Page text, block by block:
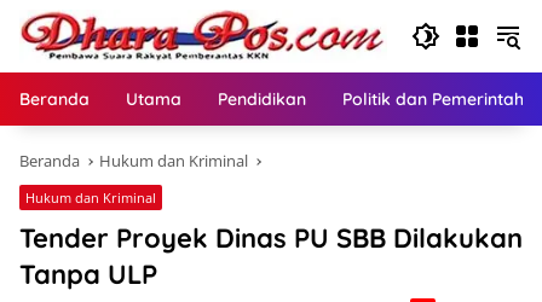
Langsung
konten
Beranda Utama Pendidikan Politik dan
Beranda Hukum dan Kriminal
Hukum dan Kriminal
Tender Proyek Dinas PU SBB Dilakukan
Tanpa ULP